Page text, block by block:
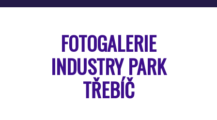
FOTOGALERIE
INDUSTRY PARK
TŘEBÍČ